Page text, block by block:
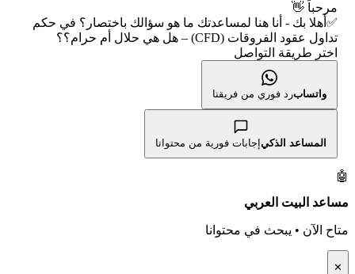
🇺🇸 متى يفتح السوق الأمريكي؟
🛠️ كل الأدوات
سياسة الخصوصية
مرحباً 👋
✅أهلا بك - أنا هنا لمساعدتك ما هو سؤالك باختصار؟ في حكم
تداول عقود الفروقات (CFD) – هل هي حلال أم حرام؟؟
اختر طريقة التواصل
واتسابرد فوري من فريقنا
المساعد الذكي إجابات فورية من محتوانا
🤖
مساعد البيت العربي
متاح الآن • يبحث في محتوانا
✕